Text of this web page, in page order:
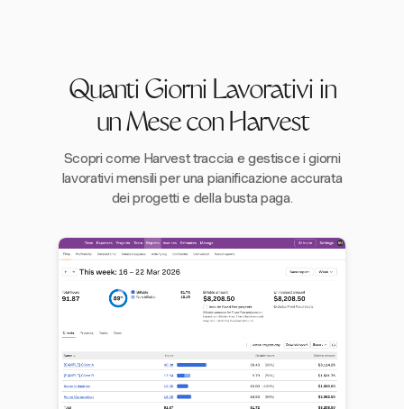
Quanti Giorni Lavorativi in
un Mese con Harvest
Scopri come Harvest traccia e gestisce i giorni
lavorativi mensili per una pianificazione accurata
dei progetti e della busta paga.